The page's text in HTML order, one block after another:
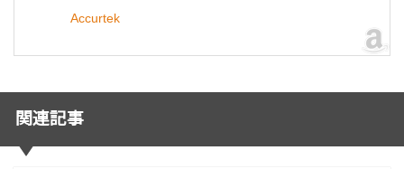
Accurtek
関連記事